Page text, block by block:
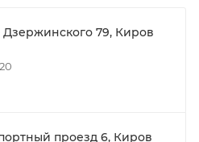
в заказе;
для погрузки товаров.
Дзержинского 79, Киров
проезд 6, Киров